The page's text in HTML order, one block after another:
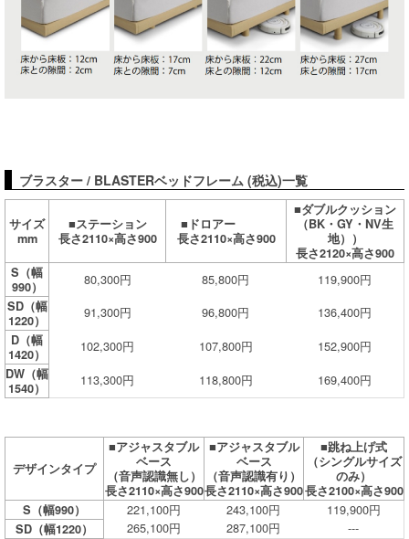
ブラスター / BLASTERベッドフレーム (税込)一覧
サイズ
mm
■ステーション
長さ2110×高さ900
■ドロアー
長さ2110×高さ900
■ダブルクッション
（BK・GY・NV生
地））
長さ2120×高さ900
S（幅
990）
80,300円 85,800円 119,900円
SD（幅
1220）
91,300円 96,800円 136,400円
D（幅
1420）
102,300円 107,800円 152,900円
DW（幅
1540）
113,300円 118,800円 169,400円
デザインタイプ
■アジャスタブル
ベース
（音声認識無し）
長さ2110×高さ900
■アジャスタブル
ベース
（音声認識有り）
長さ2110×高さ900
■跳ね上げ式
（シングルサイズ
のみ）
長さ2100×高さ900
S（幅990）
221,100円 243,100円 119,900円
SD（幅1220） 265,100円 287,100円 ---